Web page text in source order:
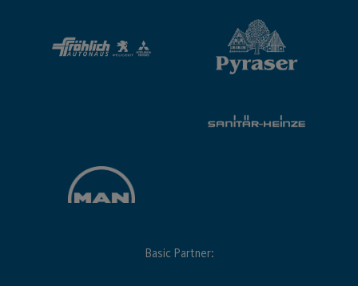
Basic Partner: